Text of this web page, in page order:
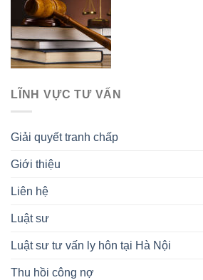
LĨNH VỰC TƯ VẤN
Giải quyết tranh chấp
Giới thiệu
Liên hệ
Luật sư
Luật sư tư vấn ly hôn tại Hà Nội
Thu hồi công nợ